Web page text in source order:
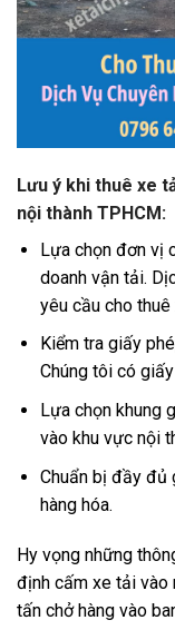
Lưu ý khi thuê xe
nội thành TPHCM:
Lựa chọn đơn vị
doanh vận tải.
yêu cầu cho
Kiểm tra giấy
Chúng tôi có
Lựa chọn khung
vào khu vực nội
Chuẩn bị đầy đủ
hàng hóa.
Hy vọng những
định cấm xe tải vào
tấn chở hàng vào